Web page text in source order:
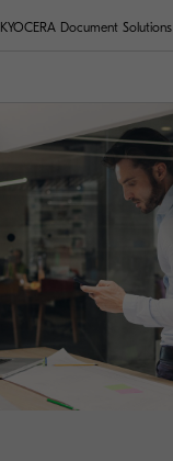
KYOCERA Document Solutions